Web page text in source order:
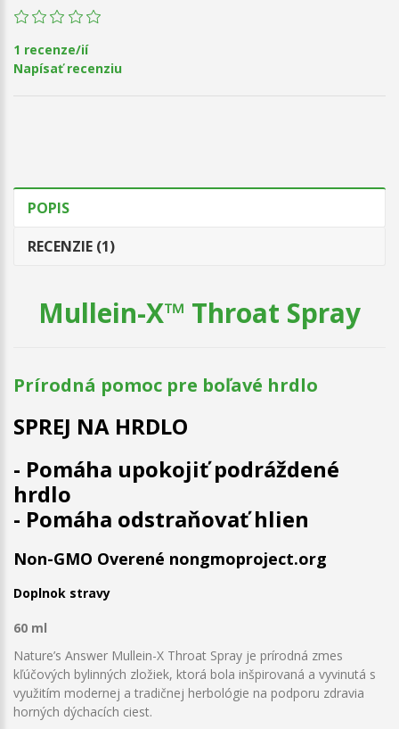
1 recenze/ií
Napísať recenziu
POPIS
RECENZIE (1)
Mullein-X™ Throat Spray
Prírodná pomoc pre boľavé hrdlo
SPREJ NA HRDLO
- Pomáha upokojiť podráždené
hrdlo
- Pomáha odstraňovať hlien
Non-GMO Overené nongmoproject.org
Doplnok stravy
60 ml
Nature’s Answer Mullein-X Throat Spray je prírodná zmes
kľúčových bylinných zložiek, ktorá bola inšpirovaná a vyvinutá s
využitím modernej a tradičnej herbológie na podporu zdravia
horných dýchacích ciest.